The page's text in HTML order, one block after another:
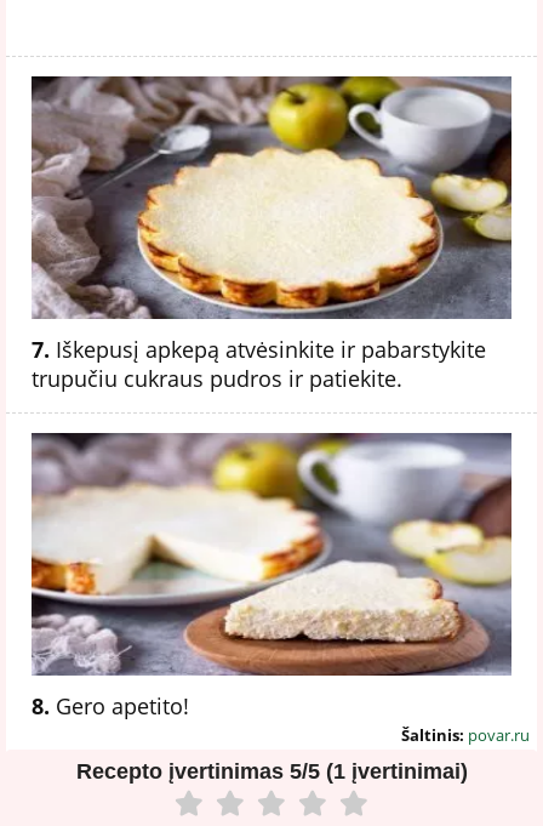
7. Iškepusį apkepą atvėsinkite ir pabarstykite
trupučiu cukraus pudros ir patiekite.
8. Gero apetito!
Šaltinis: povar.ru
Recepto įvertinimas 5/5 (1 įvertinimai)